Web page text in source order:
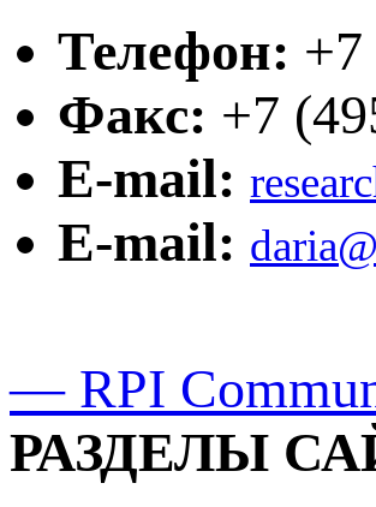
Телефон:
Факс: +7
E-mail:
E-mail:
— RPI
РАЗДЕЛЫ